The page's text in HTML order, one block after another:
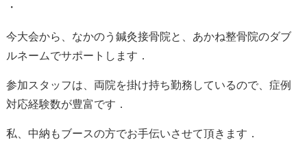
・
今大会から、なかのう鍼灸接骨院と、あかね整骨院のダブ
ルネームでサポートします．
参加スタッフは、両院を掛け持ち勤務しているので、症例
対応経験数が豊富です．
私、中納もブースの方でお手伝いさせて頂きます．